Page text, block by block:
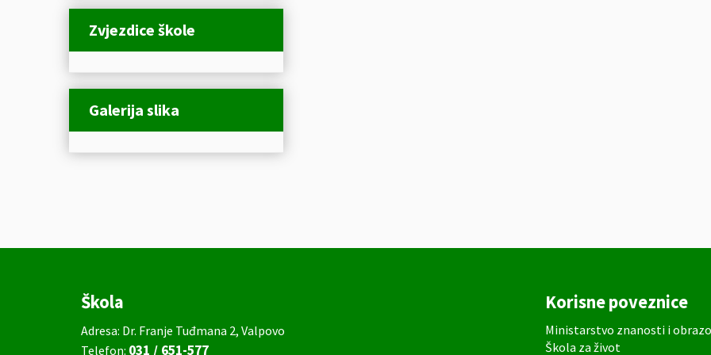
Zvjezdice škole
Galerija slika
Škola
Adresa: Dr. Franje Tuđmana 2, Valpovo
Telefon: 031 / 651-577
Korisne poveznice
Ministarstvo znanosti i
Škola za život